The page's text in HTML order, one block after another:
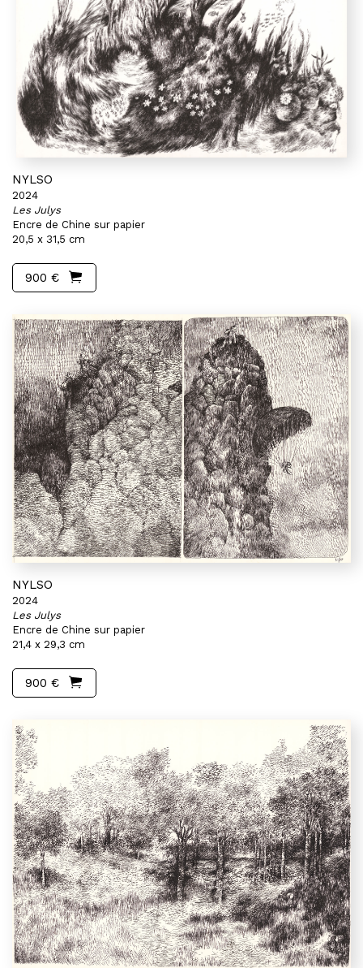
NYLSO
2024
Les Julys
Encre de Chine sur papier
20,5 x 31,5 cm
900 €
NYLSO
2024
Les Julys
Encre de Chine sur papier
21,4 x 29,3 cm
900 €